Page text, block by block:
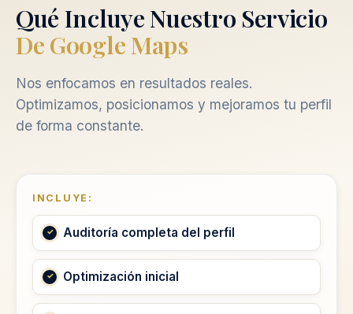
Qué Incluye Nuestro Servicio
De Google Maps
Nos enfocamos en resultados reales.
Optimizamos, posicionamos y mejoramos tu perfil
de forma constante.
INCLUYE:
Auditoría completa del perfil
Optimización inicial